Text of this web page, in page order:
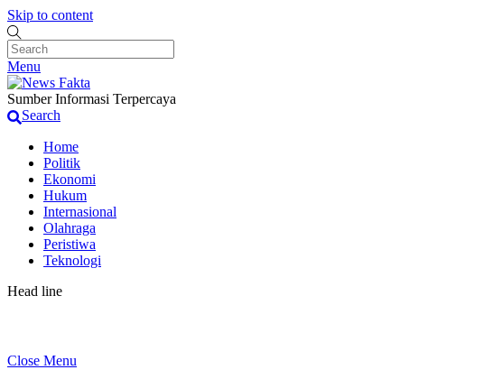
Skip to content
Menu
Sumber Informasi Terpercaya
Search
Home
Politik
Ekonomi
Hukum
Internasional
Olahraga
Peristiwa
Teknologi
Head line
Penjual Obat Keras di Terminal Laladon Kembali
Close Menu